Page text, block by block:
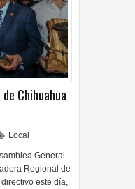
Chihuahua
Local
General
Regional de
este día,